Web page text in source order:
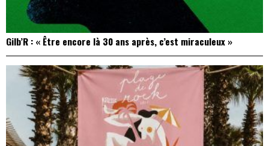
Gilb’R : « Être encore là 30 ans après, c’est miraculeux »